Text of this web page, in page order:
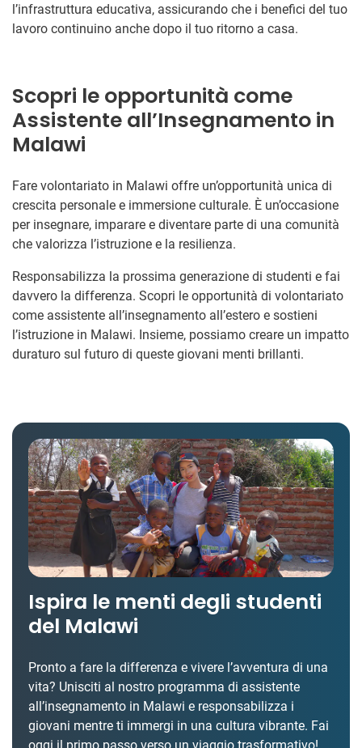
l’infrastruttura educativa, assicurando che i benefici del tuo
lavoro continuino anche dopo il tuo ritorno a casa.
Scopri le opportunità come
Assistente all’Insegnamento in
Malawi
Fare volontariato in Malawi offre un’opportunità unica di
crescita personale e immersione culturale. È un’occasione
per insegnare, imparare e diventare parte di una comunità
che valorizza l’istruzione e la resilienza.
Responsabilizza la prossima generazione di studenti e fai
davvero la differenza. Scopri le opportunità di volontariato
come assistente all’insegnamento all’estero e sostieni
l’istruzione in Malawi. Insieme, possiamo creare un impatto
duraturo sul futuro di queste giovani menti brillanti.
Ispira le menti degli studenti
del Malawi
Pronto a fare la differenza e vivere l’avventura di una
vita? Unisciti al nostro programma di assistente
all’insegnamento in Malawi e responsabilizza i
giovani mentre ti immergi in una cultura vibrante. Fai